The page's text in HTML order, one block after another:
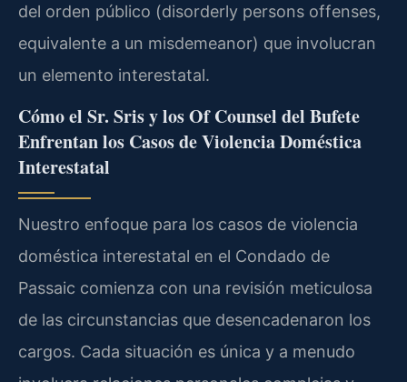
del orden público (disorderly persons offenses,
equivalente a un misdemeanor) que involucran
un elemento interestatal.
Cómo el Sr. Sris y los Of Counsel del Bufete
Enfrentan los Casos de Violencia Doméstica
Interestatal
Nuestro enfoque para los casos de violencia
doméstica interestatal en el Condado de
Passaic comienza con una revisión meticulosa
de las circunstancias que desencadenaron los
cargos. Cada situación es única y a menudo